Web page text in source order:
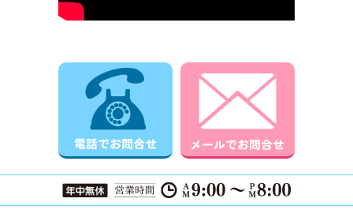
電話でお問合せ